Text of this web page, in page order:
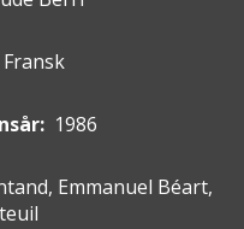
Fransk
1986
Emmanuel Béart,